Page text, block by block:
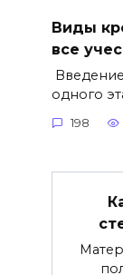
Виды
все
одного
198